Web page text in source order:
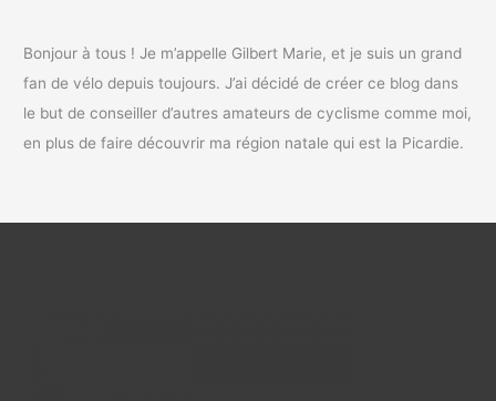
Bonjour à tous ! Je m’appelle Gilbert Marie, et je suis un grand
fan de vélo depuis toujours. J’ai décidé de créer ce blog dans
le but de conseiller d’autres amateurs de cyclisme comme moi,
en plus de faire découvrir ma région natale qui est la Picardie.